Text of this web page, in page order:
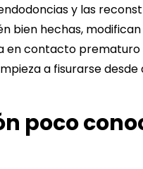
y las
bien hechas,
encontacto prematuro
a fisurarse desde
poco